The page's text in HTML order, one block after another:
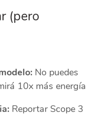
(pero
No puedes
10x más energía
Reportar Scope 3